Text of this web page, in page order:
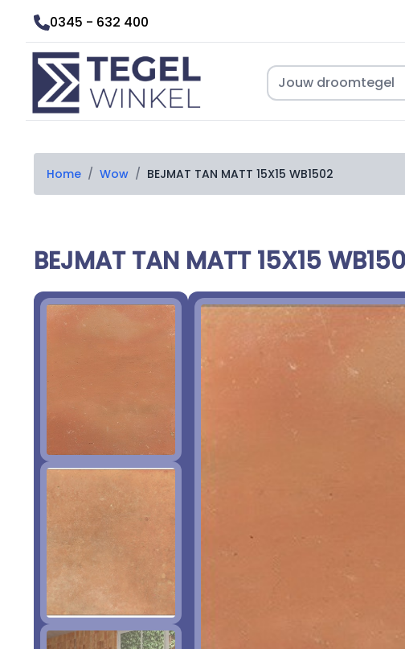
0345 - 632 400
Home / Wow / BEJMAT TAN MATT 15X15 WB1502
BEJMAT TAN MATT 15X15